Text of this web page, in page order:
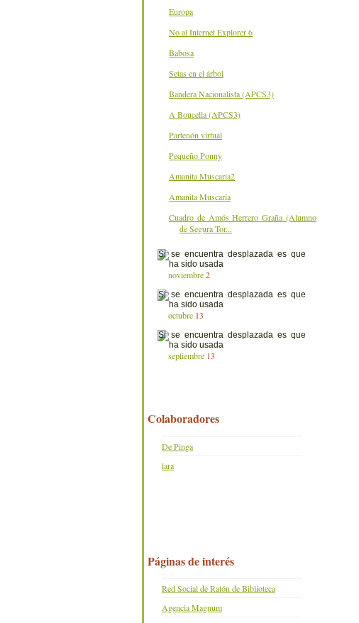
Europa
No al Internet Explorer 6
Babosa
Setas en el árbol
Bandera Nacionalista (APCS3)
A Boucella (APCS3)
Partenón virtual
Pequeño Ponny
Amanita Muscaria2
Amanita Muscaria
Cuadro de Amós Herrero Graña (Alumno
de Segura Tor...
noviembre 2
octubre 13
septiembre 13
Colaboradores
De Pinga
lara
Páginas de interés
Red Social de Ratón de Biblioteca
Agencia Magnum